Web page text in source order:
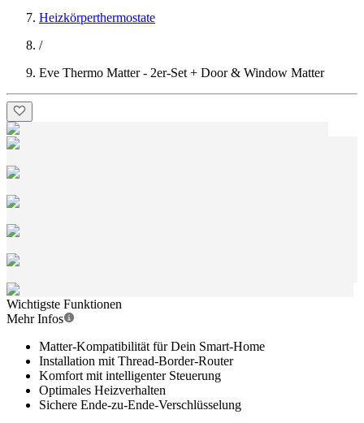
Heizkörperthermostate
/
Eve Thermo Matter - 2er-Set + Door & Window Matter
Wichtigste Funktionen
Mehr Infos
Matter-Kompatibilität für Dein Smart-Home
Installation mit Thread-Border-Router
Komfort mit intelligenter Steuerung
Optimales Heizverhalten
Sichere Ende-zu-Ende-Verschlüsselung